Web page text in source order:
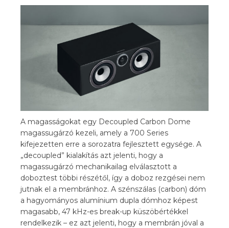
A magasságokat egy Decoupled Carbon Dome
magassugárzó kezeli, amely a 700 Series
kifejezetten erre a sorozatra fejlesztett egysége. A
„decoupled” kialakítás azt jelenti, hogy a
magassugárzó mechanikailag elválasztott a
doboztest többi részétől, így a doboz rezgései nem
jutnak el a membránhoz. A szénszálas (carbon) dóm
a hagyományos alumínium dupla dómhoz képest
magasabb, 47 kHz-es break-up küszöbértékkel
rendelkezik – ez azt jelenti, hogy a membrán jóval a